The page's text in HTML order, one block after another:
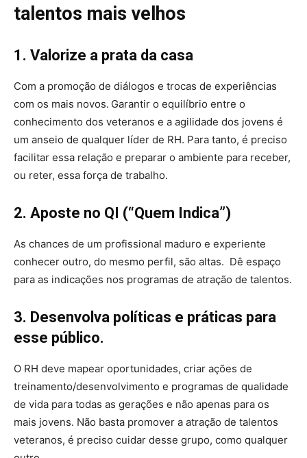
talentos mais velhos
1. Valorize a prata da casa
Com a promoção de diálogos e trocas de experiências
com os mais novos. Garantir o equilíbrio entre o
conhecimento dos veteranos e a agilidade dos jovens é
um anseio de qualquer líder de RH. Para tanto, é preciso
facilitar essa relação e preparar o ambiente para receber,
ou reter, essa força de trabalho.
2. Aposte no QI (“Quem Indica”)
As chances de um profissional maduro e experiente
conhecer outro, do mesmo perfil, são altas. Dê espaço
para as indicações nos programas de atração de talentos.
3. Desenvolva políticas e práticas para
esse público.
O RH deve mapear oportunidades, criar ações de
treinamento/desenvolvimento e programas de qualidade
de vida para todas as gerações e não apenas para os
mais jovens. Não basta promover a atração de talentos
veteranos, é preciso cuidar desse grupo, como qualquer